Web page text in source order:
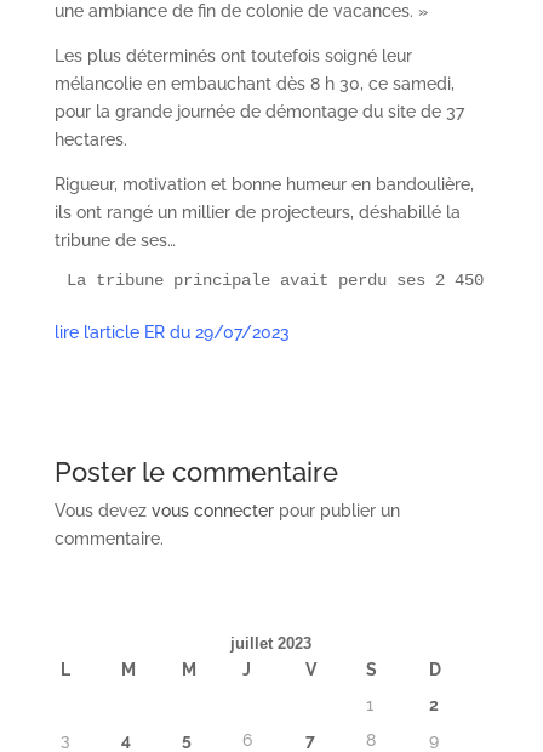
une ambiance de fin de colonie de vacances. »
Les plus déterminés ont toutefois soigné leur
mélancolie en embauchant dès 8 h 30, ce samedi,
pour la grande journée de démontage du site de 37
hectares.
Rigueur, motivation et bonne humeur en bandoulière,
ils ont rangé un millier de projecteurs, déshabillé la
tribune de ses…
La tribune principale avait perdu ses 2 450
lire l’article ER du 29/07/2023
Poster le commentaire
Vous devez vous connecterpour publier un
commentaire.
juillet 2023
L M M J V S
D
1
2
3
4 5 6 7 8 9